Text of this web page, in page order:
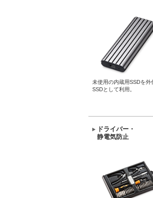
未使用の内蔵用SSDを外
SSDとして利用。
ドライバー・
静電気防止